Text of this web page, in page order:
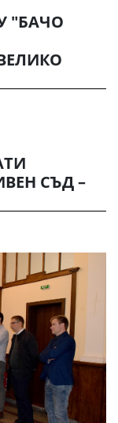
"БАЧО
СЪД –